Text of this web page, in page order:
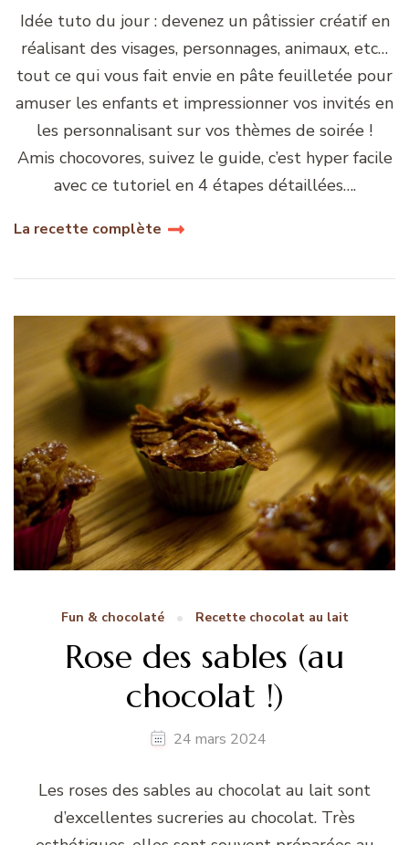
Idée tuto du jour : devenez un pâtissier créatif en
réalisant des visages, personnages, animaux, etc…
tout ce qui vous fait envie en pâte feuilletée pour
amuser les enfants et impressionner vos invités en
les personnalisant sur vos thèmes de soirée !
Amis chocovores, suivez le guide, c’est hyper facile
avec ce tutoriel en 4 étapes détaillées….
La recette complète
Fun & chocolaté Recette chocolat au lait
Rose des sables (au
chocolat !)
24 mars 2024
Les roses des sables au chocolat au lait sont
d’excellentes sucreries au chocolat. Très